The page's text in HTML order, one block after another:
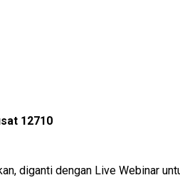
12710
diganti dengan Live Webinar